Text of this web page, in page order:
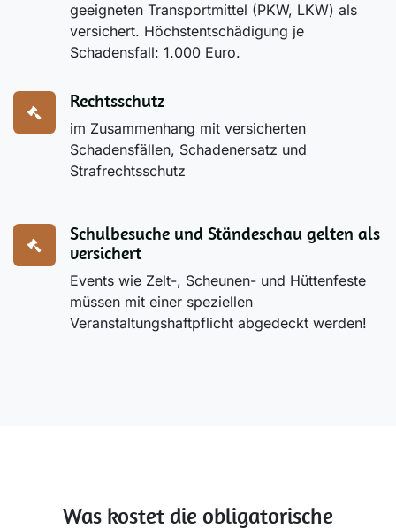
geeigneten Transportmittel (PKW, LKW) als
versichert. Höchstentschädigung je
Schadensfall: 1.000 Euro.
Rechtsschutz
im Zusammenhang mit versicherten
Schadensfällen, Schadenersatz und
Strafrechtsschutz
Schulbesuche und Ständeschau gelten als
versichert
Events wie Zelt-, Scheunen- und Hüttenfeste
müssen mit einer speziellen
Veranstaltungshaftpflicht abgedeckt werden!
Was kostet die obligatorische